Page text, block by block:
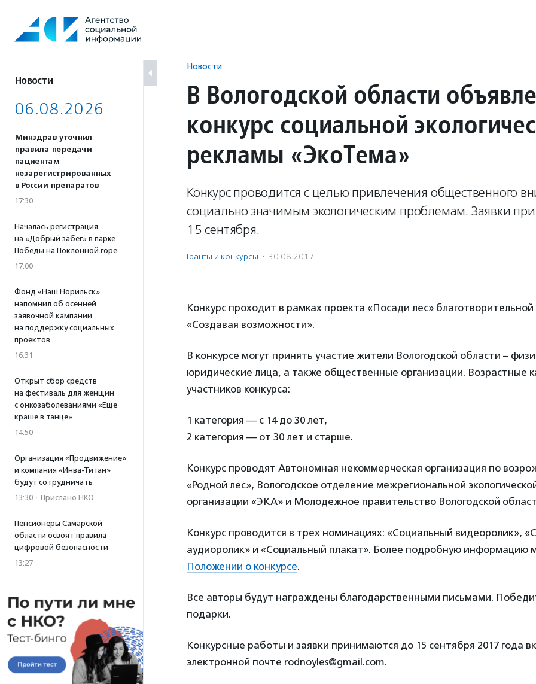
содержанию
Новости
06.08.2026
Минздрав уточнил
правила передачи
пациентам
незарегистрированных
в России препаратов
17:30
Началась регистрация
на «Добрый забег» в парке
Победы на Поклонной горе
17:00
Фонд «Наш Норильск»
напомнил об осенней
заявочной кампании
на поддержку социальных
проектов
16:31
Открыт сбор средств
на фестиваль для женщин
с онкозаболеваниями «Еще
краше в танце»
14:50
Организация «Продвижение»
и компания «Инва-Титан»
будут сотрудничать
13:30 · Прислано НКО
Пенсионеры Самарской
области освоят правила
цифровой безопасности
13:27
Новости
В Вологодской области
конкурс социальной
рекламы «ЭкоТема»
Конкурс проводится с целью привлечения общественного
социально значимым экологическим проблемам. Заявки
15 сентября.
Гранты и конкурсы · 30.08.2017
Конкурс проходит в рамках проекта «Посади лес»
«Создавая возможности».
В конкурсе могут принять участие жители Вологодской области –
юридические лица, а также общественные организации. Возрастные
участников конкурса:
1 категория — с 14 до 30 лет,
2 категория — от 30 лет и старше.
Конкурс проводят Автономная некоммерческая организация по
«Родной лес», Вологодское отделение межрегиональной
организации «ЭКА» и Молодежное правительство Вологодской
Конкурс проводится в трех номинациях: «Социальный видеоролик»,
аудиоролик» и «Социальный плакат». Более подробную информацию
Положении о конкурсе.
Все авторы будут награждены благодарственными письмами.
подарки.
Конкурсные работы и заявки принимаются до 15 сентября 2017 года
электронной почте rodnoyles@gmail.com.